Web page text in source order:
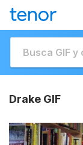
Drake GIF